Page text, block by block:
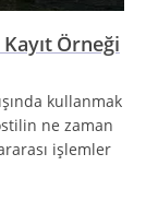
Örneği
kullanmak
ne zaman
işlemler